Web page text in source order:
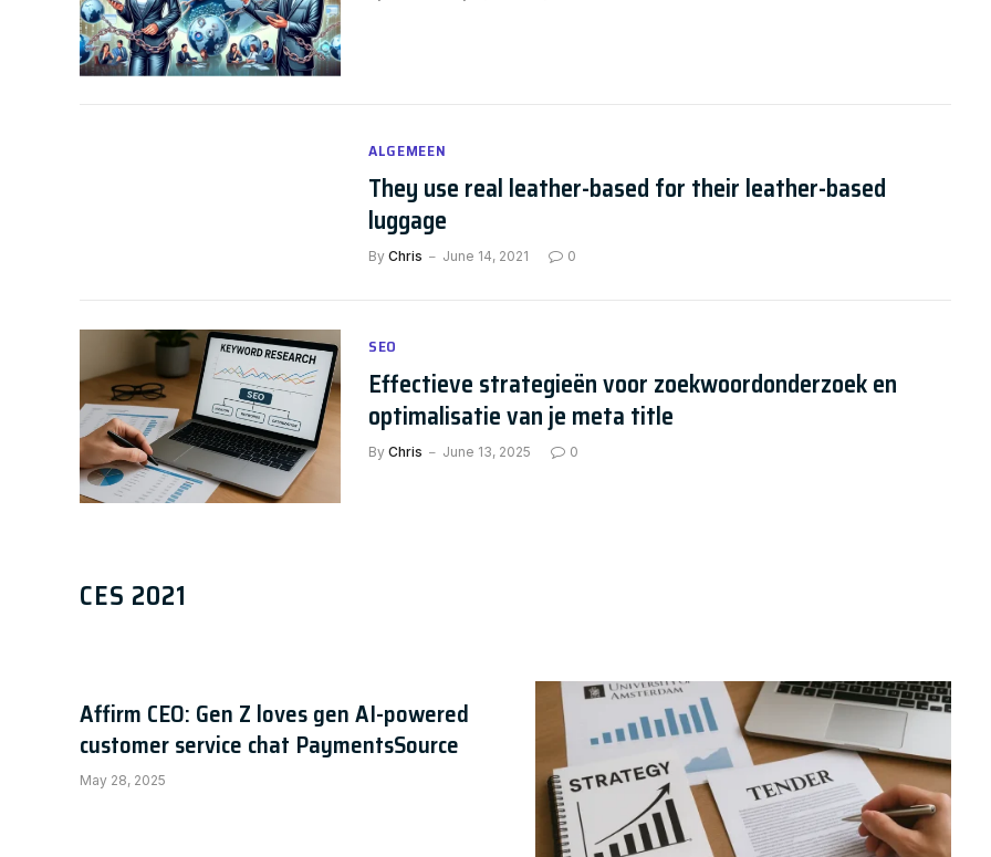
ALGEMEEN
They use real leather-based for their leather-based
luggage
By Chris June 14, 2021 0
SEO
Effectieve strategieën voor zoekwoordonderzoek en
optimalisatie van je meta title
By Chris June 13, 2025 0
CES 2021
Chris January 23, 2024
Affirm CEO: Gen Z loves gen AI-powered
customer service chat PaymentsSource
May 28, 2025